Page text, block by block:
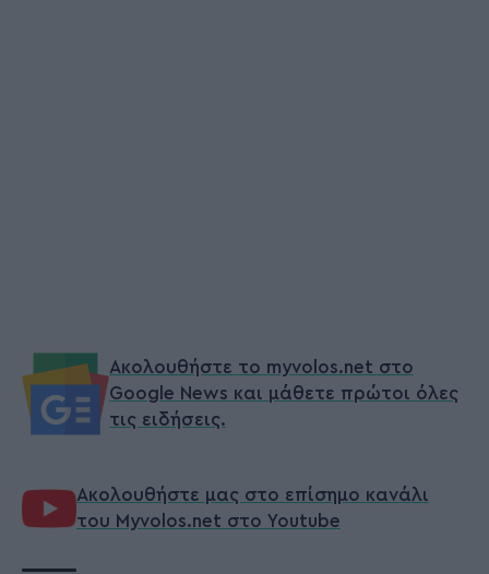
Ακολουθήστε το myvolos.net στο
Google News και μάθετε πρώτοι όλες
τις ειδήσεις.
Ακολουθήστε μας στο επίσημο κανάλι
του Myvolos.net στο Youtube